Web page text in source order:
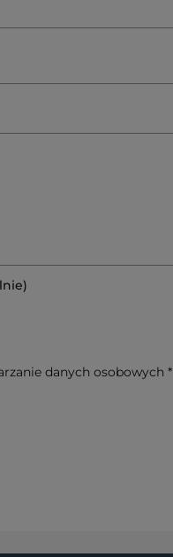
danych osobowych *